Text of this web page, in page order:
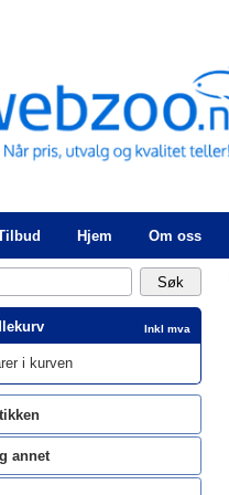
Hjem Om oss
Inkl mva
i kurven
annet